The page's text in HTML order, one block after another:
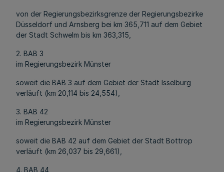
von der Regierungsbezirksgrenze der Regierungsbezirke
Düsseldorf und Arnsberg bei km 365,711 auf dem Gebiet
der Stadt Schwelm bis km 363,315,
2. BAB 3
im Regierungsbezirk Münster
soweit die BAB 3 auf dem Gebiet der Stadt Isselburg
verläuft (km 20,114 bis 24,554),
3. BAB 42
im Regierungsbezirk Münster
soweit die BAB 42 auf dem Gebiet der Stadt Bottrop
verläuft (km 26,037 bis 29,661),
4. BAB 44